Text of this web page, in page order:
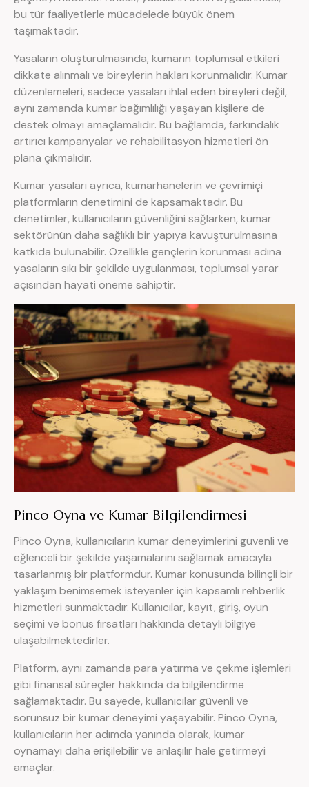
bu tür faaliyetlerle mücadelede büyük önem
taşımaktadır.
Yasaların oluşturulmasında, kumarın toplumsal etkileri
dikkate alınmalı ve bireylerin hakları korunmalıdır. Kumar
düzenlemeleri, sadece yasaları ihlal eden bireyleri değil,
aynı zamanda kumar bağımlılığı yaşayan kişilere de
destek olmayı amaçlamalıdır. Bu bağlamda, farkındalık
artırıcı kampanyalar ve rehabilitasyon hizmetleri ön
plana çıkmalıdır.
Kumar yasaları ayrıca, kumarhanelerin ve çevrimiçi
platformların denetimini de kapsamaktadır. Bu
denetimler, kullanıcıların güvenliğini sağlarken, kumar
sektörünün daha sağlıklı bir yapıya kavuşturulmasına
katkıda bulunabilir. Özellikle gençlerin korunması adına
yasaların sıkı bir şekilde uygulanması, toplumsal yarar
açısından hayati öneme sahiptir.
Pinco Oyna ve Kumar Bilgilendirmesi
Pinco Oyna, kullanıcıların kumar deneyimlerini güvenli ve
eğlenceli bir şekilde yaşamalarını sağlamak amacıyla
tasarlanmış bir platformdur. Kumar konusunda bilinçli bir
yaklaşım benimsemek isteyenler için kapsamlı rehberlik
hizmetleri sunmaktadır. Kullanıcılar, kayıt, giriş, oyun
seçimi ve bonus fırsatları hakkında detaylı bilgiye
ulaşabilmektedirler.
Platform, aynı zamanda para yatırma ve çekme işlemleri
gibi finansal süreçler hakkında da bilgilendirme
sağlamaktadır. Bu sayede, kullanıcılar güvenli ve
sorunsuz bir kumar deneyimi yaşayabilir. Pinco Oyna,
kullanıcıların her adımda yanında olarak, kumar
oynamayı daha erişilebilir ve anlaşılır hale getirmeyi
amaçlar.